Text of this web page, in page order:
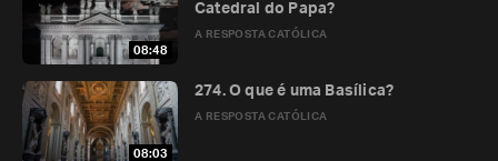
08:48
A RESPOSTA CATÓLICA
Catedral do Papa?
08:03
A RESPOSTA CATÓLICA
274. O que é uma Basílica?